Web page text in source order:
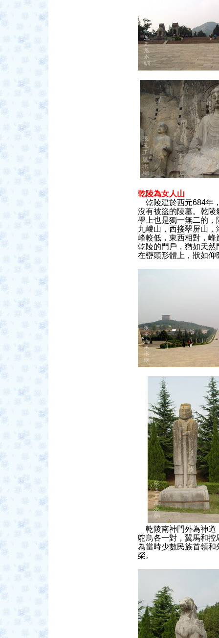
乾陵為女人山
乾陵建於西元684年
沒有被盜的陵墓。 乾陵
學上也是獨一無二的，
九嵕山，西接翠屏山
峰較低，東西相對，峰
乾陵的門戶， 猶如天然
在巒頭形體上，狀如仰
乾陵南神門外為神道
鴕鳥各一對，翼馬和
為當時少數民族首領
榮。